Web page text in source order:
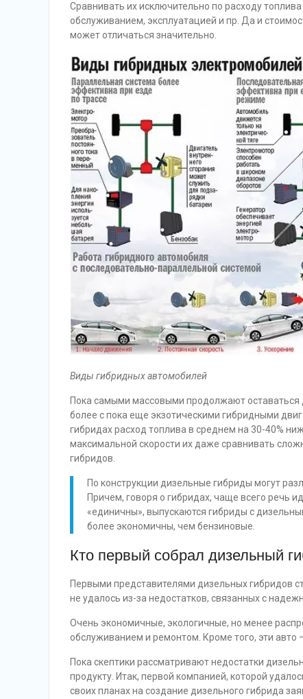
Сравнивать их исключительно по расходу
обслуживанием, эксплуатацией и пр. Да и
может отличаться значительно.
Виды гибридных автомобилей
Пока самыми массовыми продолжают оставаться
более с пока еще экзотическими гибридными
гибридах расход топлива в среднем на 30-40%
максимальной скорости их даже сравнивать
гибридов.
По конструкции дизельные гибриды могут
Причем, говоря о гибридах, чаще всего речь
«единичны», выпускаются гибриды с
более экономичны, чем бензиновые.
Кто первый собрал дизельный
Первыми представителями дизельных гибридов
не удалось из-за недостатков, связанных с
Очень экономичные, экологичные, но менее
обслуживанием и ремонтом. Кроме того, эти авто
Пока скептики рассматривают недостатки
продукту. Итак, первой компанией, которой
своих планах на создание дизельного гибрида